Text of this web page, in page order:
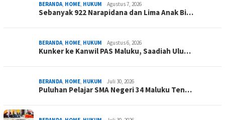
BERANDA, HOME, HUKUM Agustus 7, 2026
Sebanyak 922 Narapidana dan Lima Anak Bi…
BERANDA, HOME, HUKUM Agustus 6, 2026
Kunker ke Kanwil PAS Maluku, Saadiah Ulu…
BERANDA, HOME, HUKUM Juli 30, 2026
Puluhan Pelajar SMA Negeri 34 Maluku Ten…